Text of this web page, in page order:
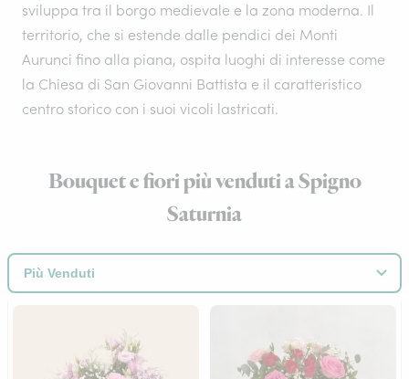
sviluppa tra il borgo medievale e la zona moderna. Il
territorio, che si estende dalle pendici dei Monti
Aurunci fino alla piana, ospita luoghi di interesse come
la Chiesa di San Giovanni Battista e il caratteristico
centro storico con i suoi vicoli lastricati.
Bouquet e fiori più venduti a Spigno
Saturnia